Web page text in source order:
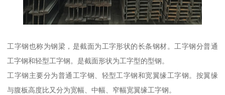
工字钢也称为钢梁，是截面为工字形状的长条钢材。工字钢分普通
工字钢和轻型工字钢。是截面形状为工字型的型钢。
工字钢主要分为普通工字钢、轻型工字钢和宽翼缘工字钢。按翼缘
与腹板高度比又分为宽幅、中幅、窄幅宽翼缘工字钢。